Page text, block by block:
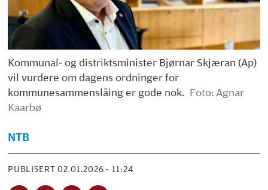
Kommunal- og distriktsminister Bjørnar Skjæran (Ap)
vil vurdere om dagens ordninger for
kommunesammenslåing er gode nok. Foto: Agnar
Kaarbø
NTB
PUBLISERT 02.01.2026 - 11:24